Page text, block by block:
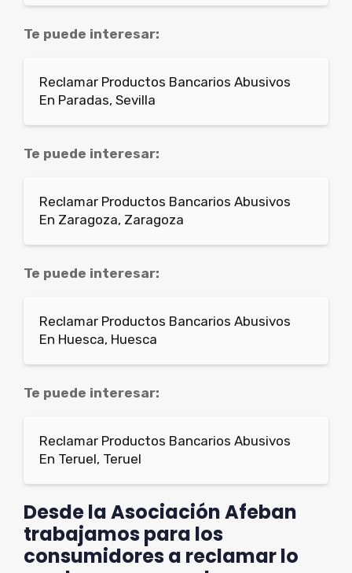
Te puede interesar:
Reclamar Productos Bancarios Abusivos
En Paradas, Sevilla
Te puede interesar:
Reclamar Productos Bancarios Abusivos
En Zaragoza, Zaragoza
Te puede interesar:
Reclamar Productos Bancarios Abusivos
En Huesca, Huesca
Te puede interesar:
Reclamar Productos Bancarios Abusivos
En Teruel, Teruel
Desde la Asociación Afeban
trabajamos para los
consumidores a reclamar lo